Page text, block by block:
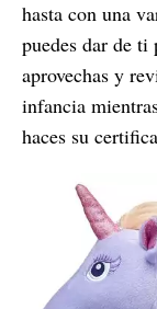
hasta con una
puedes dar de
aprovechas y
infancia
haces su